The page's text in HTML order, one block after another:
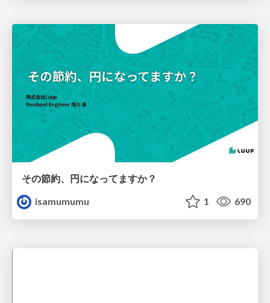
その節約、円になってますか？
isamumumu
1 690